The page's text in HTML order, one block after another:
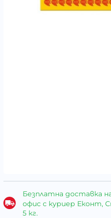
Безплатна доставка
офис с куриер Еконт,
5 кг.